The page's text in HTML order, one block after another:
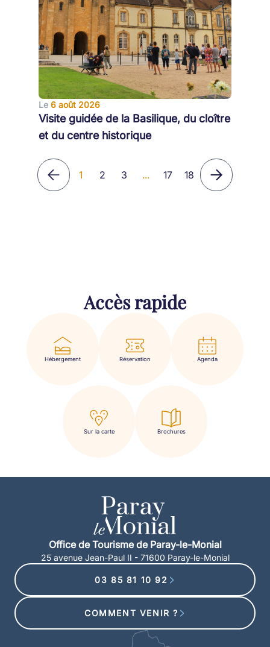
Le 6 août 2026
Visite guidée de la Basilique, du cloître
et du centre historique
1 2 3 ... 17 18
Accès rapide
Hébergement Réservation Agenda
Sur la carte Brochures
Office de Tourisme de Paray-le-Monial
25 avenue Jean-Paul II - 71600 Paray-le-Monial
03 85 81 10 92
COMMENT VENIR ?